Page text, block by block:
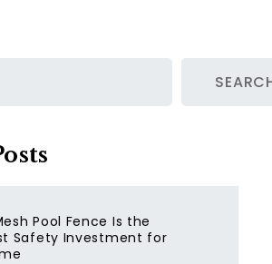
Pool Fence Is the
Safety Investment for